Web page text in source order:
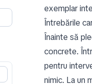
exemplar
Întrebările
Înainte să
concrete.
pentru
nimic. La un